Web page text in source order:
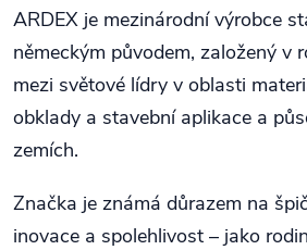
ARDEX je mezinárodní výrobce
německým původem, založený v
mezi světové lídry v oblasti
obklady a stavební aplikace a
zemích.
Značka je známá důrazem na
inovace a spolehlivost – jako